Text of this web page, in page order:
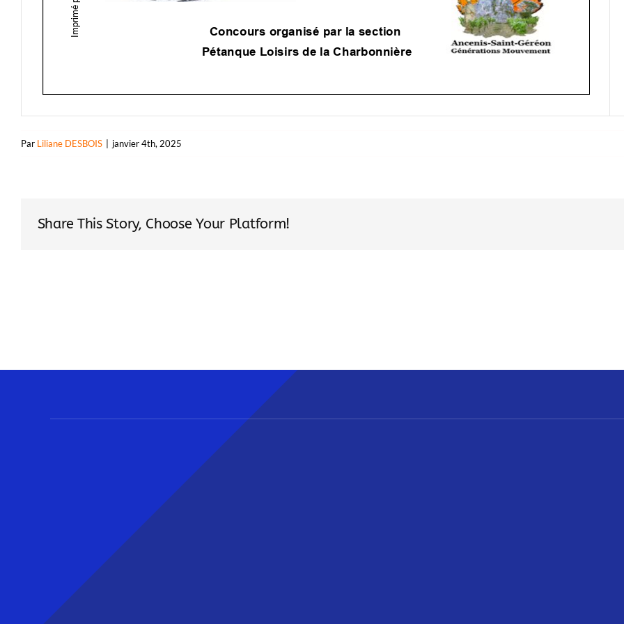
Par Liliane DESBOIS janvier 4th, 2025
Share This Story, Choose Your Platform!